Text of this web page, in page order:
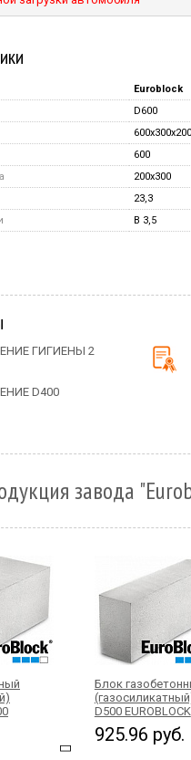
Euroblock
D600
600x300x200
600
200x300
23,3
B 3,5
ГИГИЕНЫ 2
D400
завода
Блок
D500 EUROBLOCK
925.96 руб.